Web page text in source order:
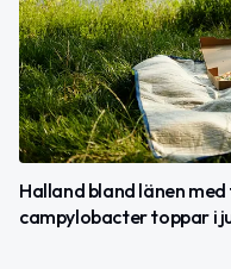
Halland bland länen
campylobacter toppar i